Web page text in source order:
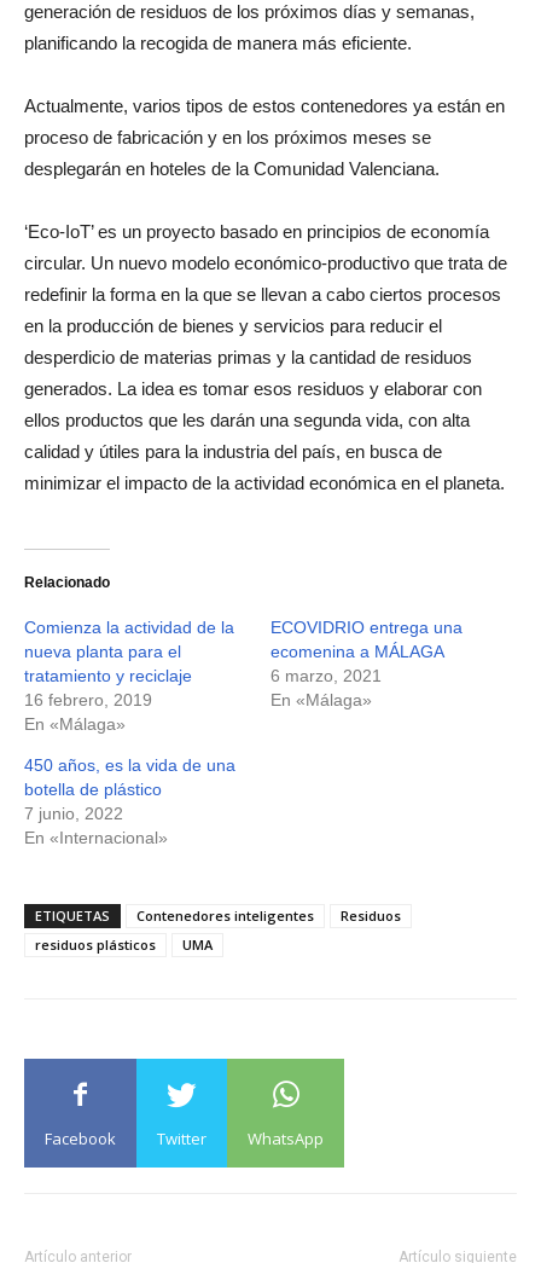
generación de residuos de los próximos días y semanas,
planificando la recogida de manera más eficiente.
Actualmente, varios tipos de estos contenedores ya están en
proceso de fabricación y en los próximos meses se
desplegarán en hoteles de la Comunidad Valenciana.
‘Eco-IoT’ es un proyecto basado en principios de economía
circular. Un nuevo modelo económico-productivo que trata de
redefinir la forma en la que se llevan a cabo ciertos procesos
en la producción de bienes y servicios para reducir el
desperdicio de materias primas y la cantidad de residuos
generados. La idea es tomar esos residuos y elaborar con
ellos productos que les darán una segunda vida, con alta
calidad y útiles para la industria del país, en busca de
minimizar el impacto de la actividad económica en el planeta.
Relacionado
Comienza la actividad de la
nueva planta para el
tratamiento y reciclaje
16 febrero, 2019
En «Málaga»
ECOVIDRIO entrega una
ecomenina a MÁLAGA
6 marzo, 2021
En «Málaga»
450 años, es la vida de una
botella de plástico
7 junio, 2022
En «Internacional»
ETIQUETAS Contenedores inteligentes
Residuos
residuos plásticos
UMA
Facebook Twitter WhatsApp
Artículo anterior Artículo siguiente